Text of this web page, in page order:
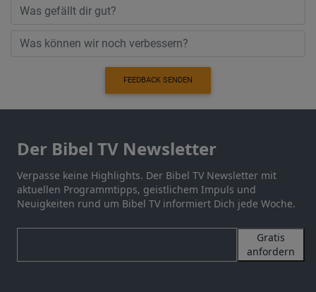
FEEDBACK SENDEN
Der Bibel TV Newsletter
Verpasse keine Highlights. Der Bibel TV Newsletter mit
aktuellen Programmtipps, geistlichem Impuls und
Neuigkeiten rund um Bibel TV informiert Dich jede Woche.
Gratis
anfordern